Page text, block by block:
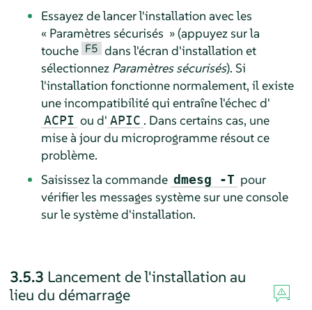
Essayez de lancer l'installation avec les
« Paramètres sécurisés »(appuyez sur la
touche F5 dans l'écran d'installation et
sélectionnez Paramètres sécurisés). Si
l'installation fonctionne normalement, il existe
une incompatibilité qui entraîne l'échec d'
ACPI ou d' APIC . Dans certains cas, une
mise à jour du microprogramme résout ce
problème.
Saisissez la commande dmesg -T pour
vérifier les messages système sur une console
sur le système d'installation.
3.5.3 Lancement de l'installation au
lieu du démarrage